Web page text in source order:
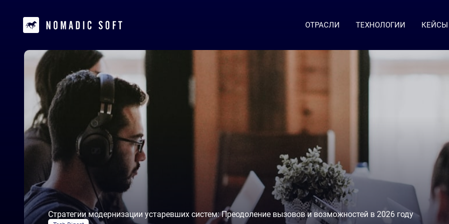
ОТРАСЛИ ТЕХНОЛОГИИ КЕЙСЫ
Стратегии модернизации устаревших систем: Преодоление вызовов и возможностей в 2026 году